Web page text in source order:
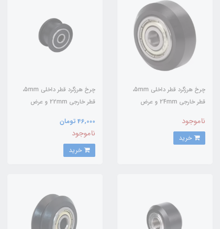
چرخ هرزگرد قطر داخلی 5mm،
قطر خارجی 24mm و عرض
ناموجود
چرخ هرزگرد قطر داخلی 5mm،
قطر خارجی 22mm و عرض
46,000 تومان
ناموجود